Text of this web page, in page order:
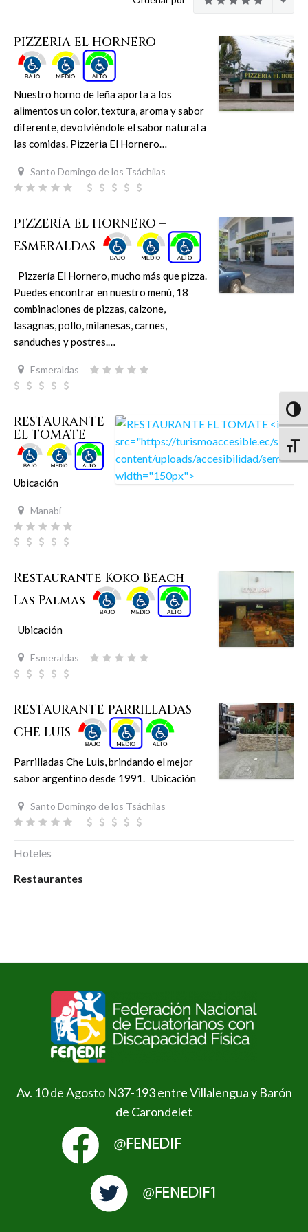
PIZZERÍA EL HORNERO
Nuestro horno de leña aporta a los
alimentos un color, textura, aroma y sabor
diferente, devolviéndole el sabor natural a
las comidas. Pizzeria El Hornero…
Santo Domingo de los Tsáchilas
PIZZERÍA EL HORNERO –
ESMERALDAS
Pizzería El Hornero, mucho más que pizza.
Puedes encontrar en nuestro menú, 18
combinaciones de pizzas, calzone,
lasagnas, pollo, milanesas, carnes,
sanduches y postres.…
Esmeraldas
RESTAURANTE
EL TOMATE
Ubicación
Manabí
Restaurante Koko Beach
Las Palmas
Ubicación
Esmeraldas
RESTAURANTE PARRILLADAS
CHE LUIS
Parrilladas Che Luis, brindando el mejor
sabor argentino desde 1991. Ubicación
Santo Domingo de los Tsáchilas
Hoteles
Restaurantes
Av. 10 de Agosto N37-193 entre Villalengua y Barón
de Carondelet